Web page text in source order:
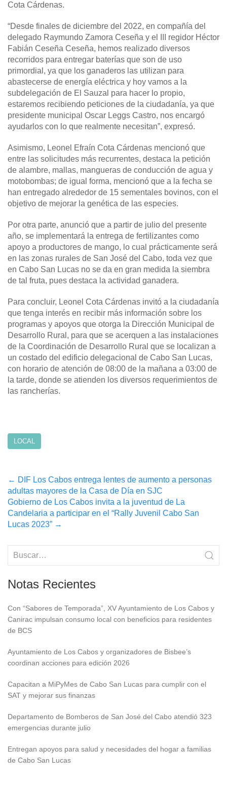
Cota Cárdenas.
“Desde finales de diciembre del 2022, en compañía del
delegado Raymundo Zamora Ceseña y el III regidor Héctor
Fabián Ceseña Ceseña, hemos realizado diversos
recorridos para entregar baterías que son de uso
primordial, ya que los ganaderos las utilizan para
abastecerse de energía eléctrica y hoy vamos a la
subdelegación de El Sauzal para hacer lo propio,
estaremos recibiendo peticiones de la ciudadanía, ya que
presidente municipal Oscar Leggs Castro, nos encargó
ayudarlos con lo que realmente necesitan”, expresó.
Asimismo, Leonel Efraín Cota Cárdenas mencionó que
entre las solicitudes más recurrentes, destaca la petición
de alambre, mallas, mangueras de conducción de agua y
motobombas; de igual forma, mencionó que a la fecha se
han entregado alrededor de 15 sementales bovinos, con el
objetivo de mejorar la genética de las especies.
Por otra parte, anunció que a partir de julio del presente
año, se implementará la entrega de fertilizantes como
apoyo a productores de mango, lo cual prácticamente será
en las zonas rurales de San José del Cabo, toda vez que
en Cabo San Lucas no se da en gran medida la siembra
de tal fruta, pues destaca la actividad ganadera.
Para concluir, Leonel Cota Cárdenas invitó a la ciudadanía
que tenga interés en recibir más información sobre los
programas y apoyos que otorga la Dirección Municipal de
Desarrollo Rural, para que se acerquen a las instalaciones
de la Coordinación de Desarrollo Rural que se localizan a
un costado del edificio delegacional de Cabo San Lucas,
con horario de atención de 08:00 de la mañana a 03:00 de
la tarde, donde se atienden los diversos requerimientos de
las rancherías.
LOCAL
Post
navigation
← DIF Los Cabos entrega lentes de aumento a personas
adultas mayores de la Casa de Día en SJC
Gobierno de Los Cabos invita a la juventud de La
Candelaria a participar en el “Rally Juvenil Cabo San
Lucas 2023” →
Notas Recientes
Con “Sabores de Temporada”, XV Ayuntamiento de Los Cabos y
Canirac impulsan consumo local con beneficios para residentes
de BCS
Ayuntamiento de Los Cabos y organizadores de Bisbee’s
coordinan acciones para edición 2026
Capacitan a MiPyMes de Cabo San Lucas para cumplir con el
SAT y mejorar sus finanzas
Departamento de Bomberos de San José del Cabo atendió 323
emergencias durante julio
Entregan apoyos para salud y necesidades del hogar a familias
de Cabo San Lucas